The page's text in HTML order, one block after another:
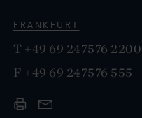
FRANKFURT
T +49 69 247576 2200
F +49 69 247576 555